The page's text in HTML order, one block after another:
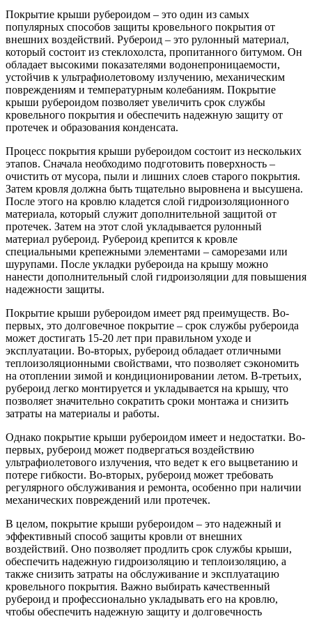
Покрытие крыши рубероидом – это один из самых
популярных способов защиты кровельного покрытия от
внешних воздействий. Рубероид – это рулонный материал,
который состоит из стеклохолста, пропитанного битумом. Он
обладает высокими показателями водонепроницаемости,
устойчив к ультрафиолетовому излучению, механическим
повреждениям и температурным колебаниям. Покрытие
крыши рубероидом позволяет увеличить срок службы
кровельного покрытия и обеспечить надежную защиту от
протечек и образования конденсата.
Процесс покрытия крыши рубероидом состоит из нескольких
этапов. Сначала необходимо подготовить поверхность –
очистить от мусора, пыли и лишних слоев старого покрытия.
Затем кровля должна быть тщательно выровнена и высушена.
После этого на кровлю кладется слой гидроизоляционного
материала, который служит дополнительной защитой от
протечек. Затем на этот слой укладывается рулонный
материал рубероид. Рубероид крепится к кровле
специальными крепежными элементами – саморезами или
шурупами. После укладки рубероида на крышу можно
нанести дополнительный слой гидроизоляции для повышения
надежности защиты.
Покрытие крыши рубероидом имеет ряд преимуществ. Во-
первых, это долговечное покрытие – срок службы рубероида
может достигать 15-20 лет при правильном уходе и
эксплуатации. Во-вторых, рубероид обладает отличными
теплоизоляционными свойствами, что позволяет сэкономить
на отоплении зимой и кондиционировании летом. В-третьих,
рубероид легко монтируется и укладывается на крышу, что
позволяет значительно сократить сроки монтажа и снизить
затраты на материалы и работы.
Однако покрытие крыши рубероидом имеет и недостатки. Во-
первых, рубероид может подвергаться воздействию
ультрафиолетового излучения, что ведет к его выцветанию и
потере гибкости. Во-вторых, рубероид может требовать
регулярного обслуживания и ремонта, особенно при наличии
механических повреждений или протечек.
В целом, покрытие крыши рубероидом – это надежный и
эффективный способ защиты кровли от внешних
воздействий. Оно позволяет продлить срок службы крыши,
обеспечить надежную гидроизоляцию и теплоизоляцию, а
также снизить затраты на обслуживание и эксплуатацию
кровельного покрытия. Важно выбирать качественный
рубероид и профессионально укладывать его на кровлю,
чтобы обеспечить надежную защиту и долговечность